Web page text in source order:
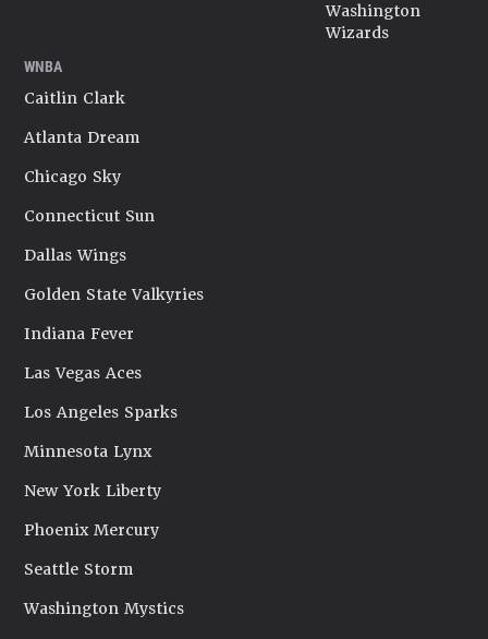
Washington
Wizards
WNBA
Caitlin Clark
Atlanta Dream
Chicago Sky
Connecticut Sun
Dallas Wings
Golden State Valkyries
Indiana Fever
Las Vegas Aces
Los Angeles Sparks
Minnesota Lynx
New York Liberty
Phoenix Mercury
Seattle Storm
Washington Mystics